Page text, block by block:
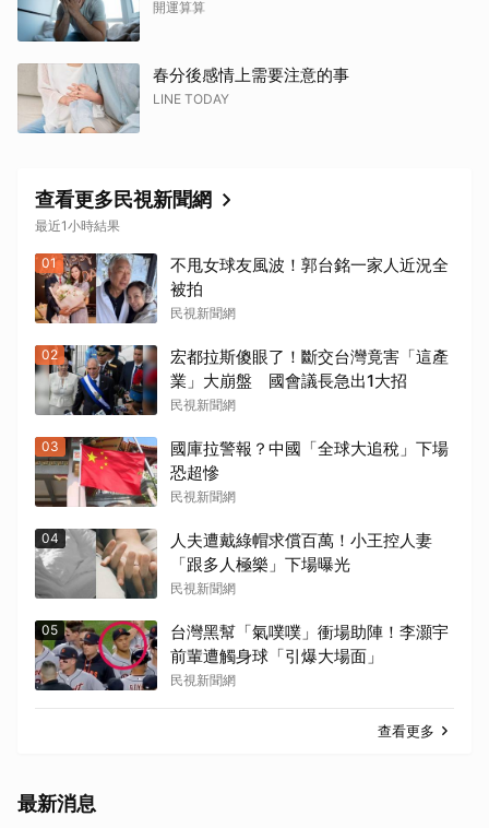
開運算算
春分後感情上需要注意的事
LINE TODAY
查看更多民視新聞網
最近1小時結果
01
不甩女球友風波！郭台銘一家人近況全
被拍
民視新聞網
02
宏都拉斯傻眼了！斷交台灣竟害「這產
業」大崩盤 國會議長急出1大招
民視新聞網
03
國庫拉警報？中國「全球大追稅」下場
恐超慘
民視新聞網
04
人夫遭戴綠帽求償百萬！小王控人妻
「跟多人極樂」下場曝光
民視新聞網
05
台灣黑幫「氣噗噗」衝場助陣！李灝宇
前輩遭觸身球「引爆大場面」
民視新聞網
查看更多
最新消息